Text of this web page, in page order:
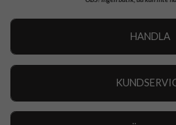
HANDLA